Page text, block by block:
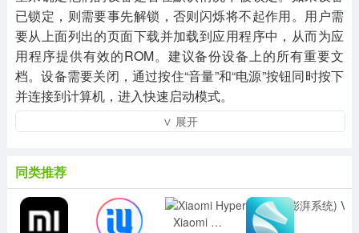
已锁定，则需要事先解锁，否则闪烁将不起作用。用户需
要从上面列出的页面下载并加载到应用程序中，从而为应
用程序提供有效的ROM。建议备份设备上的所有重要文
档。设备需要关闭，通过按住“音量”和“电源”按钮同时按下
并连接到计算机，进入快速启动模式。
∨ 展开
同类推荐
Xiaomi HyperOS(小米澎湃系统) V15.0.0 官方最新版